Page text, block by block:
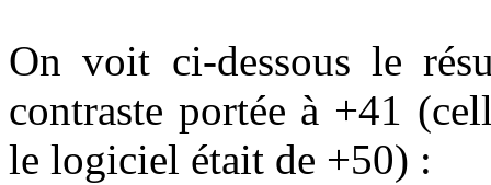
On voit ci-dessous le
contraste portée à +41
le logiciel était de +50) :